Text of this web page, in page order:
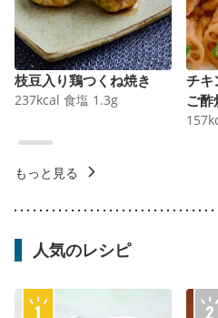
枝豆入り鶏つくね焼き
237kcal 食塩 1.3g
チキ
ご酢
157
もっと見る
人気のレシピ